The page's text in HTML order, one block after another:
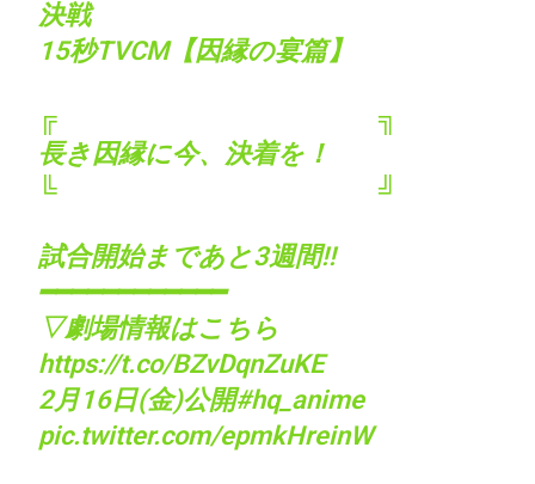
決戦
15秒TVCM【因縁の宴篇】
╔ ╗
長き因縁に今、決着を！
╚ ╝
試合開始まであと3週間!!
━━━━━━━━━━━━
▽劇場情報はこちら
https://t.co/BZvDqnZuKE
2月16日(金)公開#hq_anime
pic.twitter.com/epmkHreinW